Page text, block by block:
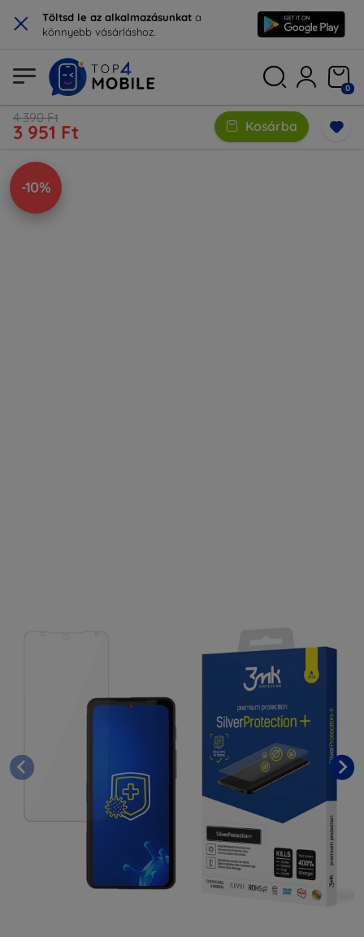
× Töltsd le az alkalmazásunkat a
könnyebb vásárláshoz.
0
4 390 Ft
3 951 Ft Kosárba
-10%